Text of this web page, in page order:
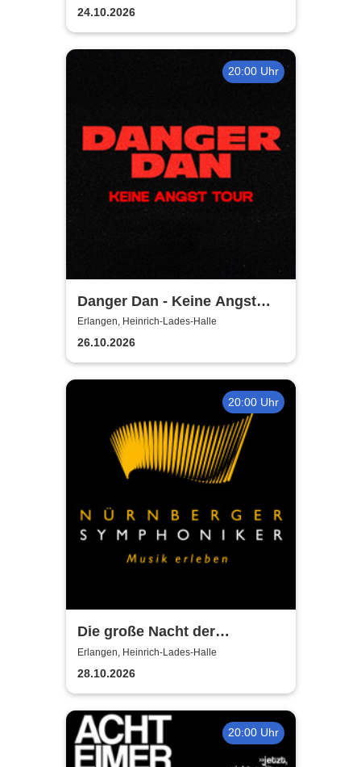
24.10.2026
20:00 Uhr
Danger Dan - Keine Angst
Tour 2026 / 2027
Erlangen, Heinrich-Lades-Halle
26.10.2026
20:00 Uhr
Die große Nacht der
Filmmusik mit den
Nürnberger Symphonikern
Erlangen, Heinrich-Lades-Halle
28.10.2026
20:00 Uhr